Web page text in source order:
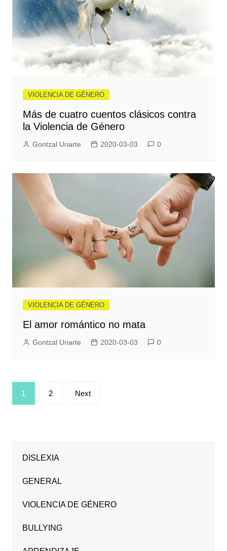
VIOLENCIA DE GÉNERO
Más de cuatro cuentos clásicos contra
la Violencia de Género
Gontzal Uriarte 2020-03-03 0
VIOLENCIA DE GÉNERO
El amor romántico no mata
Gontzal Uriarte 2020-03-03 0
Posts
pagination
1 2 Next
DISLEXIA
GENERAL
VIOLENCIA DE GÉNERO
BULLYING